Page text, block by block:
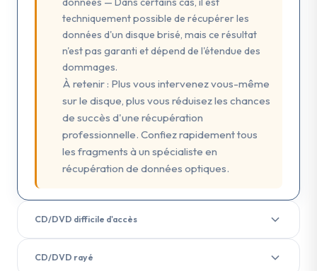
techniquement possible de récupérer les
données d'un disque brisé, mais ce résultat
n'est pas garanti et dépend de l'étendue des
dommages.
À retenir : Plus vous intervenez vous-même
sur le disque, plus vous réduisez les chances
de succès d'une récupération
professionnelle. Confiez rapidement tous
les fragments à un spécialiste en
récupération de données optiques.
CD/DVD difficile d'accès
Un CD/DVD difficile d'accès est un disque optique
CD/DVD rayé